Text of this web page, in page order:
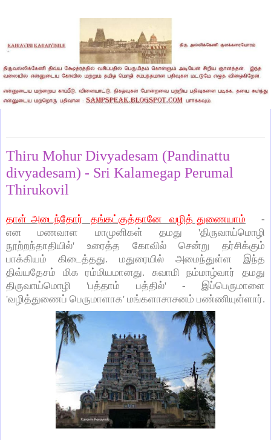
Thiru Mohur Divyadesam (Pandinattu
divyadesam) - Sri Kalamegap Perumal
Thirukovil
தாள் அடைந்தோர் தங்கட்குத்தானே வழித் துணையாம் -
என மணவாள மாமுனிகள் தமது 'திருவாய்மொழி
நூற்றந்தாதியில்' உரைத்த கோவில் சென்று தர்சிக்கும்
பாக்கியம் கிடைத்தது. மதுரையில் அமைந்துள்ள இந்த
திவ்யதேசம் மிக ரம்மியமானது. சுவாமி நம்மாழ்வார் தமது
திருவாய்மொழி 'பத்தாம் பத்தில்' - இப்பெருமாளை
'வழித்துணைப் பெருமாளாக' மங்களாசாசனம் பண்ணியுள்ளார்.